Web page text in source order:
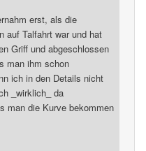
erst, als die
auf Talfahrt war und hat
Griff und abgeschlossen
man ihm schon
ich in den Details nicht
_wirklich_ da
man die Kurve bekommen